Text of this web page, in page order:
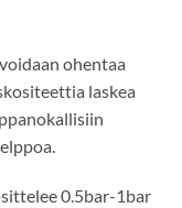
ohentaa
laskea
0.5bar-1bar